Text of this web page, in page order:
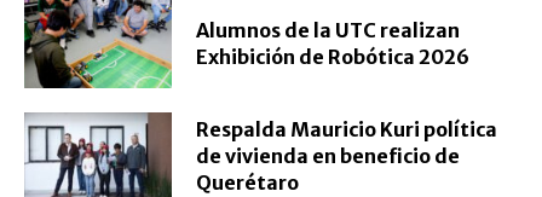
Alumnos de la UTC realizan
Exhibición de Robótica 2026
Respalda Mauricio Kuri política
de vivienda en beneficio de
Querétaro